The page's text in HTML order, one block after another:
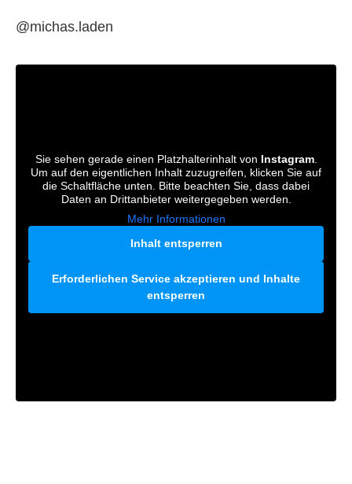
@michas.laden
Sie sehen gerade einen Platzhalterinhalt von Instagram.
Um auf den eigentlichen Inhalt zuzugreifen, klicken Sie auf
die Schaltfläche unten. Bitte beachten Sie, dass dabei
Daten an Drittanbieter weitergegeben werden.
Mehr Informationen
Inhalt entsperren
Erforderlichen Service akzeptieren und Inhalte
entsperren